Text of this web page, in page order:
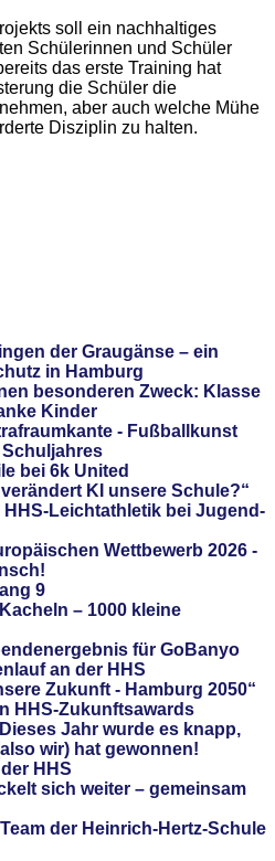
soll ein nachhaltiges
Schülerinnen und Schüler
das erste Training hat
die Schüler die
aber auch welche Mühe
Disziplin zu halten.
der Graugänse – ein
in Hamburg
besonderen Zweck: Klasse
Kinder
- Fußballkunst
bei 6k United
KI unsere Schule?“
Leichtathletik bei Jugend-
Wettbewerb 2026 -
9
– 1000 kleine
für GoBanyo
an der HHS
Zukunft - Hamburg 2050“
HHS-Zukunftsawards
Jahr wurde es knapp,
wir) hat gewonnen!
HHS
sich weiter – gemeinsam
der Heinrich-Hertz-Schule